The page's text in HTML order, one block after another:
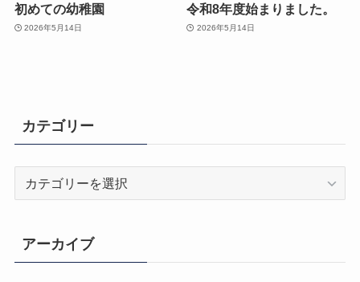
初めての幼稚園
2026年5月14日
令和8年度始まりました。
2026年5月14日
カテゴリー
リ
ー
アーカイブ